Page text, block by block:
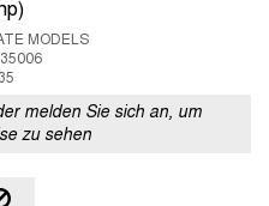
MODELS
melden Sie sich an, um
zu sehen